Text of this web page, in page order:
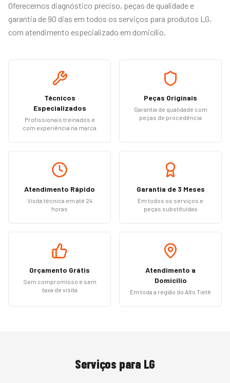
Oferecemos diagnóstico preciso, peças de qualidade e
garantia de 90 dias em todos os serviços para produtos LG,
com atendimento especializado em domicílio.
Técnicos
Especializados
Profissionais treinados e
com experiência na marca
Peças Originais
Garantia de qualidade com
peças de procedência
Atendimento Rápido
Visita técnica em até 24
horas
Garantia de 3 Meses
Em todos os serviços e
peças substituídas
Orçamento Grátis
Sem compromisso e sem
taxa de visita
Atendimento a
Domicílio
Em toda a região do Alto Tietê
Serviços para LG